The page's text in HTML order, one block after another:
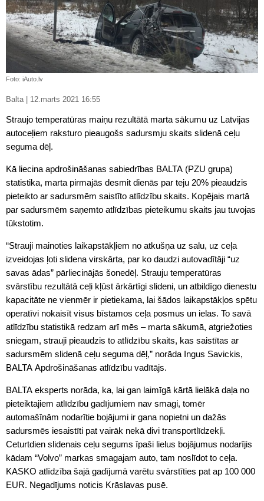
Foto: iAuto.lv
Balta | 12.marts 2021 16:55
Straujo temperatūras maiņu rezultātā marta sākumu uz Latvijas
autoceļiem raksturo pieaugošs sadursmju skaits slidenā ceļu
seguma dēļ.
Kā liecina apdrošināšanas sabiedrības BALTA (PZU grupa)
statistika, marta pirmajās desmit dienās par teju 20% pieaudzis
pieteikto ar sadursmēm saistīto atlīdzību skaits. Kopējais martā
par sadursmēm saņemto atlīdzības pieteikumu skaits jau tuvojas
tūkstotim.
“Strauji mainoties laikapstākļiem no atkušņa uz salu, uz ceļa
izveidojas ļoti slidena virskārta, par ko daudzi autovadītāji “uz
savas ādas” pārliecinājās šonedēļ. Strauju temperatūras
svārstību rezultātā ceļi kļūst ārkārtīgi slideni, un atbildīgo dienestu
kapacitāte ne vienmēr ir pietiekama, lai šādos laikapstākļos spētu
operatīvi nokaisīt visus bīstamos ceļa posmus un ielas. To savā
atlīdzību statistikā redzam arī mēs – marta sākumā, atgriežoties
sniegam, strauji pieaudzis to atlīdzību skaits, kas saistītas ar
sadursmēm slidenā ceļu seguma dēļ,” norāda Ingus Savickis,
BALTA Apdrošināšanas atlīdzību vadītājs.
BALTA eksperts norāda, ka, lai gan laimīgā kārtā lielākā daļa no
pieteiktajiem atlīdzību gadījumiem nav smagi, tomēr
automašīnām nodarītie bojājumi ir gana nopietni un dažās
sadursmēs iesaistīti pat vairāk nekā divi transportlīdzekļi.
Ceturtdien slidenais ceļu segums īpaši lielus bojājumus nodarījis
kādam “Volvo” markas smagajam auto, tam noslīdot to ceļa.
KASKO atlīdzība šajā gadījumā varētu svārstīties pat ap 100 000
EUR. Negadījums noticis Krāslavas pusē.